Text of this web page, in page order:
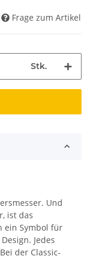
Frage zum Artikel
Stk.
Und
ist das
ein Symbol für
Jedes
der Classic-